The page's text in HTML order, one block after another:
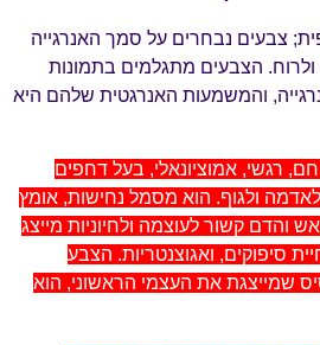
צבעים נבחרים על סמך האנרגייה
הצבעים מתגלמים בתמונות
והמשמעות האנרגטית שלהם היא
רגשי, אמוציונאלי, בעל דחפים
ולגוף. הוא מסמל נחישות, אומץ
והדם קשור לעוצמה ולחיוניות מייצג
סיפוקים, ואגוצנטריות. הצבע
שמייצגת את העצמי הראשוני, הוא